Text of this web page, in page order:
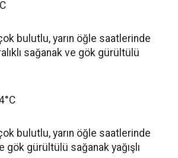
bulutlu, yarın öğle saatlerinde
sağanak ve gök gürültülü
bulutlu, yarın öğle saatlerinde
gök gürültülü sağanak yağışlı